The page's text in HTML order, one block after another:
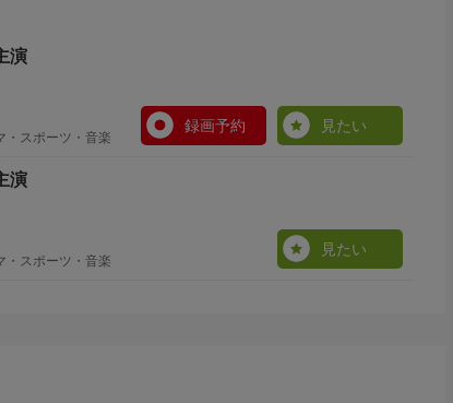
演
・スポーツ・音楽
録画予約 見たい
演
・スポーツ・音楽
見たい